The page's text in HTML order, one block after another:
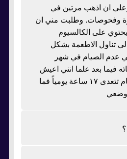
ان اذهب مرتين في
وفحوصات. وطلبت مني ان
يحتوي على الكالسيوم
تناول الاطعمة بشكل
عدم الصيام في شهر
فيما بعد علما انني اعيش
في كندا وفترة الصيام تتعدى ١٧ ساعة يومياً فما
وضعي